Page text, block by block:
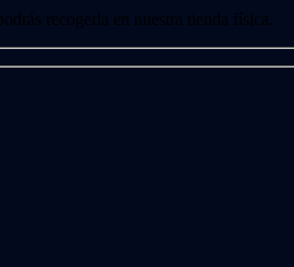
recogerla en nuestra tienda física.